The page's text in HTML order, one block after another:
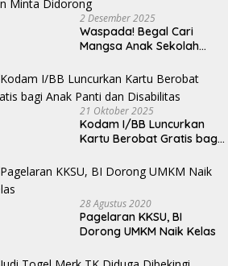
18.500 Hektare
2 Desember 2025
Waspada! Begal Cari
Mangsa Anak Sekolah
Kendaraan Habis dan
Minta Didorong
21 Oktober 2025
Kodam I/BB Luncurkan
Kartu Berobat Gratis bagi
28 Agustus 2020
Pagelaran KKSU, BI
Dorong UMKM Naik Kelas